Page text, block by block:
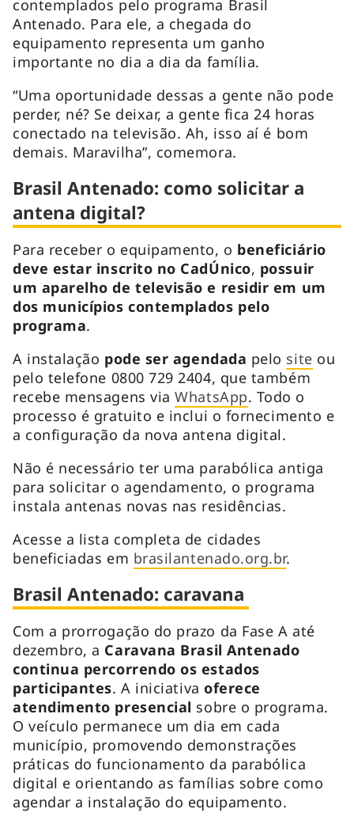
contemplados pelo programa Brasil
Antenado. Para ele, a chegada do
equipamento representa um ganho
importante no dia a dia da família.
“Uma oportunidade dessas a gente não pode
perder, né? Se deixar, a gente fica 24 horas
conectado na televisão. Ah, isso aí é bom
demais. Maravilha”, comemora.
Brasil Antenado: como solicitar a
antena digital?
Para receber o equipamento, o beneficiário
deve estar inscrito no CadÚnico, possuir
um aparelho de televisão e residir em um
dos municípios contemplados pelo
programa.
A instalação pode ser agendada pelo site ou
pelo telefone 0800 729 2404, que também
recebe mensagens viaWhatsApp. Todo o
processo é gratuito e inclui o fornecimento e
a configuração da nova antena digital.
Não é necessário ter uma parabólica antiga
para solicitar o agendamento, o programa
instala antenas novas nas residências.
Acesse a lista completa de cidades
beneficiadas em brasilantenado.org.br.
Brasil Antenado: caravana
Com a prorrogação do prazo da Fase A até
dezembro, a Caravana Brasil Antenado
continua percorrendo os estados
participantes. A iniciativaoferece
atendimento presencial sobre o programa.
O veículo permanece um dia em cada
município, promovendo demonstrações
práticas do funcionamento da parabólica
digital e orientando as famílias sobre como
agendar a instalação do equipamento.